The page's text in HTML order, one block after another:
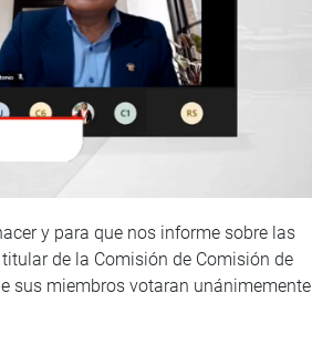
y para que nos informe sobre las
de la Comisión de Comisión de
sus miembros votaran unánimemente